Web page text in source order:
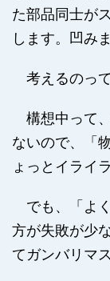
た部品同士が
します。凹みま
考えるのっ
構想中って
ないので、「
ょっとイライ
でも、「よ
方が失敗が少
てガンバリマス